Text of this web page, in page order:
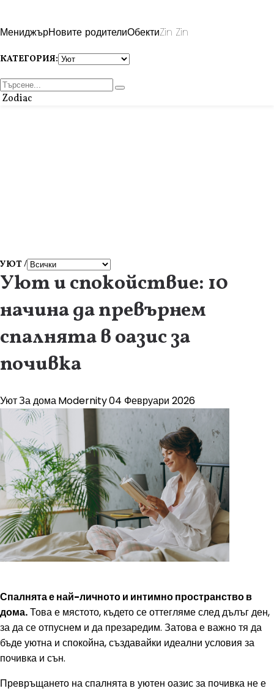
МениджърНовите родителиОбектиZin Zin
КАТЕГОРИЯ:
Zodiac
УЮТ /
Уют и спокойствие: 10
начина да превърнем
спалнята в оазис за
почивка
УютЗа домаModernity04 Февруари 2026
Спалнята е най-личното и интимно пространство в
дома.Това е мястото, където се оттегляме след дълъг ден,
за да се отпуснем и да презаредим. Затова е важно тя да
бъде уютна и спокойна, създавайки идеални условия за
почивка и сън.
Превръщането на спалнята в уютен оазис за почивка не е